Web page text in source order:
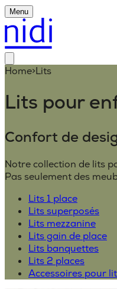
Menu
Home>Lits
Lits pour
Confort de
Notre collection de lits
Pas seulement des
Lits 1 place
Lits superposés
Lits mezzanine
Lits gain de place
Lits banquettes
Lits 2 places
Accessoires pour lit